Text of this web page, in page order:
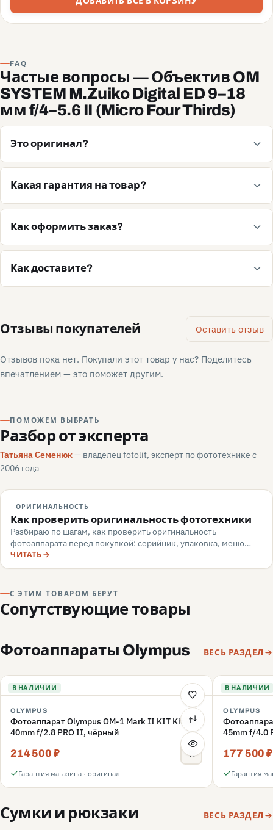
FAQ
Частые вопросы — Объектив OM
SYSTEM M.Zuiko Digital ED 9–18
мм f/4–5.6 II (Micro Four Thirds)
Это оригинал?
Какая гарантия на товар?
Как оформить заказ?
Как доставите?
Отзывы покупателей Оставить отзыв
Отзывов пока нет. Покупали этот товар у нас? Поделитесь
впечатлением — это поможет другим.
ПОМОЖЕМ ВЫБРАТЬ
Разбор от эксперта
Татьяна Семенюк— владелец fotolit, эксперт по фототехнике с
2006 года
ОРИГИНАЛЬНОСТЬ
Как проверить оригинальность фототехники
Разбираю по шагам, как проверить оригинальность
фотоаппарата перед покупкой: серийник, упаковка, меню
камеры, маркировка, документы — и какие красные флаги
говорят о подделке или сером импорте.
ЧИТАТЬ
С ЭТИМ ТОВАРОМ БЕРУТ
Сопутствующие товары
Фотоаппараты Olympus ВЕСЬ РАЗДЕЛ
В НАЛИЧИИ
OLYMPUS
Фотоаппарат Olympus OM-1 Mark II KIT Kit 12-
40mm f/2.8 PRO II, чёрный
214 500 ₽
Гарантия магазина · оригинал
В НАЛИЧИИ
OLYMPUS
45mm f/4.0
177 500 ₽
Гарантия
Сумки и рюкзаки ВЕСЬ РАЗДЕЛ